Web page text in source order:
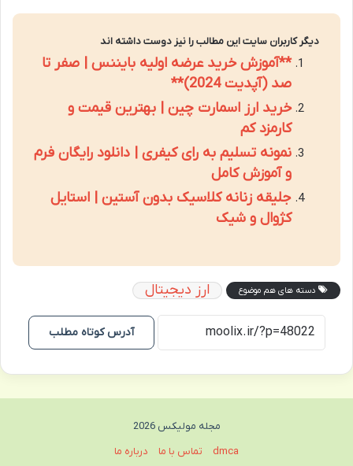
دیگر کاربران سایت این مطالب را نیز دوست داشته اند
**آموزش خرید عرضه اولیه بایننس | صفر تا
صد (آپدیت 2024)**
خرید ارز اسمارت چین | بهترین قیمت و
کارمزد کم
نمونه تسلیم به رای کیفری | دانلود رایگان فرم
و آموزش کامل
جلیقه زنانه کلاسیک بدون آستین | استایل
کژوال و شیک
دسته های هم موضوع ارز دیجیتال
آدرس کوتاه مطلب
مجله مولیکس 2026
dmca
تماس با ما درباره ما